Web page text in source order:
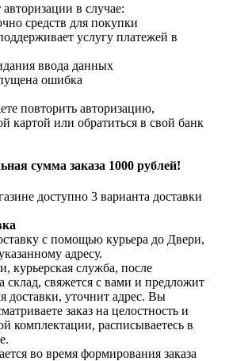
в случае:
средств для покупки
услугу платежей в
ввода данных
ошибка
повторить авторизацию,
картой или обратиться в свой банк
сумма заказа 1000 рублей!
доступно 3 варианта доставки
с помощью курьера до Двери,
адресу.
курьерская служба, после
склад, свяжется с вами и предложит
доставки, уточнит адрес. Вы
заказ на целостность и
комплектации, расписываетесь в
во время формирования заказа